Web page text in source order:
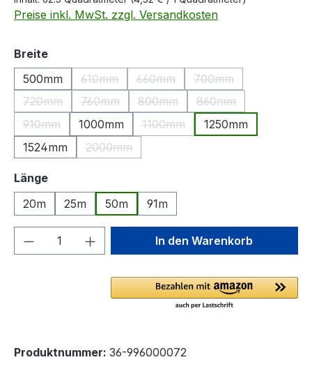
Preise inkl. MwSt. zzgl. Versandkosten
Breiteauswählen
500mm
610mm
(Diese Option ist zurzeit nicht verfügbar.)
660mm
(Diese Option ist zurzeit nicht
700mm
(Diese Option ist
720mm
(Diese Option ist zurzeit nicht verfügbar.)
760mm
(Diese Option ist zurzeit nicht verfügbar.)
800mm
(Diese Option ist zurzeit nicht
860mm
(Diese Option ist
910mm
(Diese Option ist zurzeit nicht verfügbar.)
1000mm 1100mm
(Diese Option ist zurzeit nicht
1250mm
1524mm
2000mm
(Diese Option ist zurzeit nicht verfügbar.)
Längeauswählen
20m
25m 50m 91m
Produkt Anzahl: Gib denIn den Warenkorb
Produktnummer: 36-996000072